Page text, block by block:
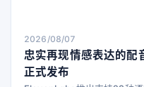
2026/08/07
忠实再现情感表达的
正式发布